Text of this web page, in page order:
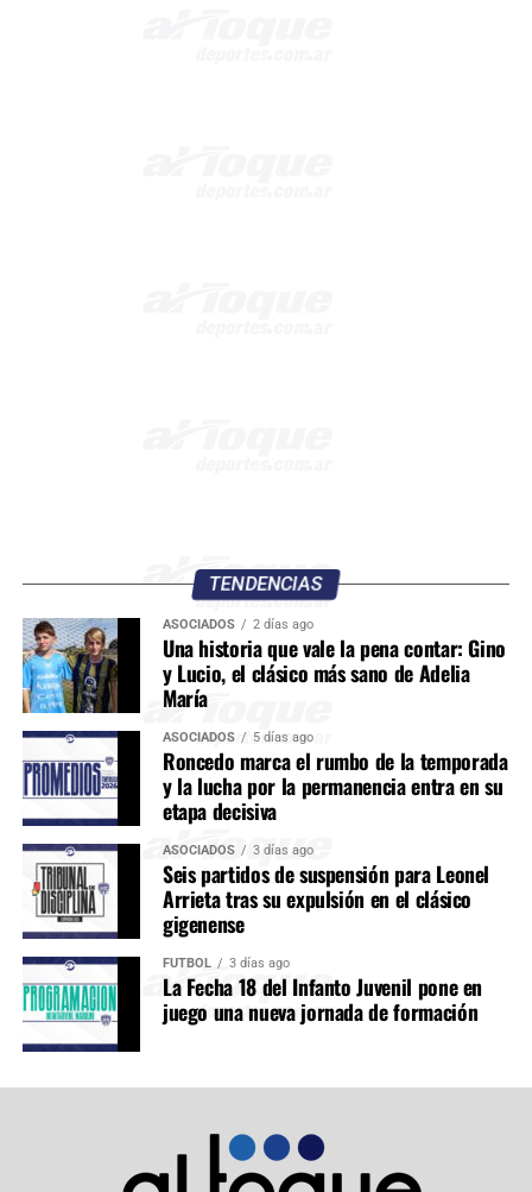
TENDENCIAS
ASOCIADOS 2 días ago
Una historia que vale la pena contar: Gino
y Lucio, el clásico más sano de Adelia
María
ASOCIADOS 5 días ago
Roncedo marca el rumbo de la temporada
y la lucha por la permanencia entra en su
etapa decisiva
ASOCIADOS 3 días ago
Seis partidos de suspensión para Leonel
Arrieta tras su expulsión en el clásico
gigenense
FÚTBOL 3 días ago
La Fecha 18 del Infanto Juvenil pone en
juego una nueva jornada de formación